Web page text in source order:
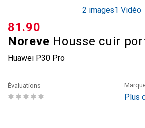
2 images1 Vidéo
Noreve Housse cuir
Huawei P30 Pro
CHF
81.90
Évaluations
Plus